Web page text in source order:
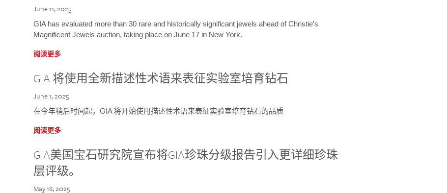
June 11, 2025
GIA has evaluated more than 30 rare and historically significant jewels ahead of Christie’s
Magnificent Jewels auction, taking place on June 17 in New York.
阅读更多
GIA 将使用全新描述性术语来表征实验室培育钻石
June 1, 2025
在今年稍后时间起，GIA 将开始使用描述性术语来表征实验室培育钻石的品质
阅读更多
GIA美国宝石研究院宣布将GIA珍珠分级报告引入更详细珍珠
层评级。
May 18, 2025